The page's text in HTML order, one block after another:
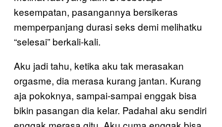
kesempatan, pasangannya bersikeras
memperpanjang durasi seks demi melihatku
“selesai” berkali-kali.
Aku jadi tahu, ketika aku tak merasakan
orgasme, dia merasa kurang jantan. Kurang
aja pokoknya, sampai-sampai enggak bisa
bikin pasangan dia kelar. Padahal aku sendiri